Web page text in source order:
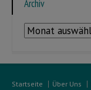
Archiv
Archiv
Startseite Über Uns